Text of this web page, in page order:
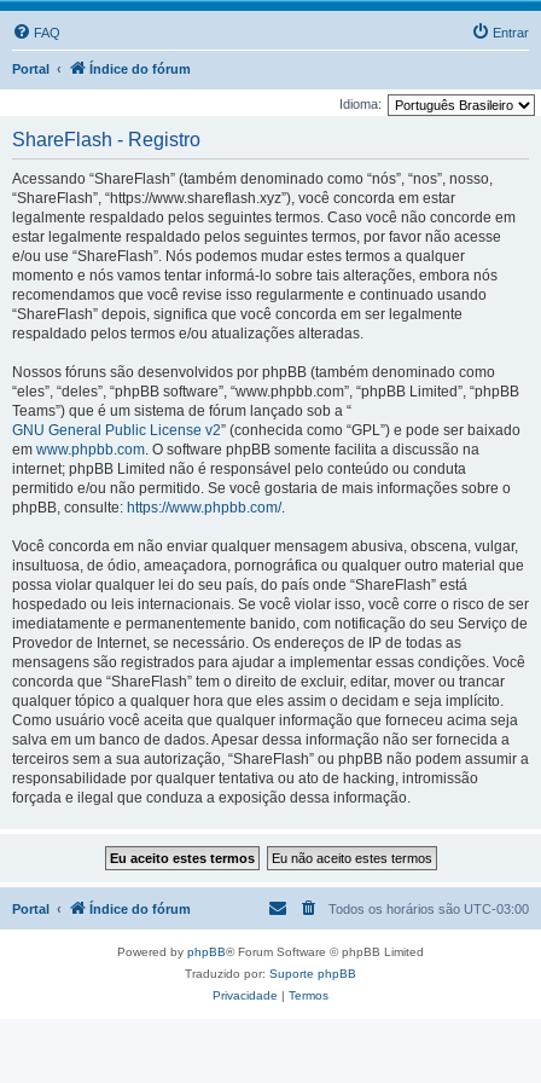
FAQ Entrar
Portal Índice do fórum
Idioma:
ShareFlash - Registro
Acessando “ShareFlash” (também denominado como “nós”, “nos”, nosso,
“ShareFlash”, “https://www.shareflash.xyz”), você concorda em estar
legalmente respaldado pelos seguintes termos. Caso você não concorde em
estar legalmente respaldado pelos seguintes termos, por favor não acesse
e/ou use “ShareFlash”. Nós podemos mudar estes termos a qualquer
momento e nós vamos tentar informá-lo sobre tais alterações, embora nós
recomendamos que você revise isso regularmente e continuado usando
“ShareFlash” depois, significa que você concorda em ser legalmente
respaldado pelos termos e/ou atualizações alteradas.
Nossos fóruns são desenvolvidos por phpBB (também denominado como
“eles”, “deles”, “phpBB software”, “www.phpbb.com”, “phpBB Limited”, “phpBB
Teams”) que é um sistema de fórum lançado sob a “
GNU General Public License v2” (conhecida como “GPL”) e pode ser baixado
em www.phpbb.com. O software phpBB somente facilita a discussão na
internet; phpBB Limited não é responsável pelo conteúdo ou conduta
permitido e/ou não permitido. Se você gostaria de mais informações sobre o
phpBB, consulte: https://www.phpbb.com/.
Você concorda em não enviar qualquer mensagem abusiva, obscena, vulgar,
insultuosa, de ódio, ameaçadora, pornográfica ou qualquer outro material que
possa violar qualquer lei do seu país, do país onde “ShareFlash” está
hospedado ou leis internacionais. Se você violar isso, você corre o risco de ser
imediatamente e permanentemente banido, com notificação do seu Serviço de
Provedor de Internet, se necessário. Os endereços de IP de todas as
mensagens são registrados para ajudar a implementar essas condições. Você
concorda que “ShareFlash” tem o direito de excluir, editar, mover ou trancar
qualquer tópico a qualquer hora que eles assim o decidam e seja implícito.
Como usuário você aceita que qualquer informação que forneceu acima seja
salva em um banco de dados. Apesar dessa informação não ser fornecida a
terceiros sem a sua autorização, “ShareFlash” ou phpBB não podem assumir a
responsabilidade por qualquer tentativa ou ato de hacking, intromissão
forçada e ilegal que conduza a exposição dessa informação.
Portal Índice do fórum Todos os horários são UTC-03:00
Powered by phpBB® Forum Software © phpBB Limited
Traduzido por: Suporte phpBB
Privacidade | Termos